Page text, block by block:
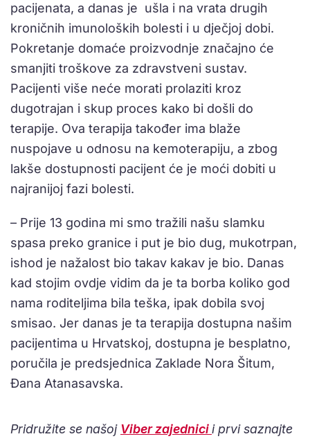
pacijenata, a danas je ušla i na vrata drugih
kroničnih imunoloških bolesti i u dječjoj dobi.
Pokretanje domaće proizvodnje značajno će
smanjiti troškove za zdravstveni sustav.
Pacijenti više neće morati prolaziti kroz
dugotrajan i skup proces kako bi došli do
terapije. Ova terapija također ima blaže
nuspojave u odnosu na kemoterapiju, a zbog
lakše dostupnosti pacijent će je moći dobiti u
najranijoj fazi bolesti.
– Prije 13 godina mi smo tražili našu slamku
spasa preko granice i put je bio dug, mukotrpan,
ishod je nažalost bio takav kakav je bio. Danas
kad stojim ovdje vidim da je ta borba koliko god
nama roditeljima bila teška, ipak dobila svoj
smisao. Jer danas je ta terapija dostupna našim
pacijentima u Hrvatskoj, dostupna je besplatno,
poručila je predsjednica Zaklade Nora Šitum,
Đana Atanasavska.
Pridružite se našoj Viber zajednicii prvi saznajte